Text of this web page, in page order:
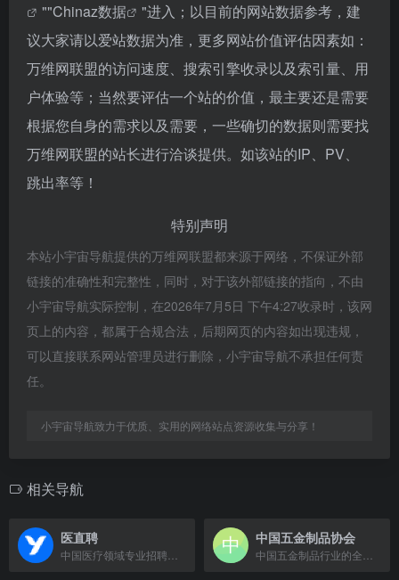
""Chinaz数据
"进入；以目前的网站数据参考，建
议大家请以爱站数据为准，更多网站价值评估因素如：
万维网联盟的访问速度、搜索引擎收录以及索引量、用
户体验等；当然要评估一个站的价值，最主要还是需要
根据您自身的需求以及需要，一些确切的数据则需要找
万维网联盟的站长进行洽谈提供。如该站的IP、PV、
跳出率等！
特别声明
本站小宇宙导航提供的万维网联盟都来源于网络，不保证外部
链接的准确性和完整性，同时，对于该外部链接的指向，不由
小宇宙导航实际控制，在2026年7月5日 下午4:27收录时，该网
页上的内容，都属于合规合法，后期网页的内容如出现违规，
可以直接联系网站管理员进行删除，小宇宙导航不承担任何责
任。
小宇宙导航致力于优质、实用的网络站点资源收集与分享！
相关导航
医直聘 中国五金制品协会